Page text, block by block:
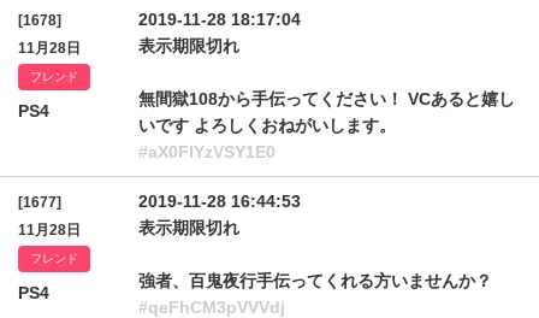
[1678]
11月28日
フレンド
PS4
2019-11-28 18:17:04
表示期限切れ
無間獄108から手伝ってください！ VCあると嬉し
いです よろしくおねがいします。
#aX0FlYzVSY1E0
[1677]
11月28日
フレンド
PS4
2019-11-28 16:44:53
表示期限切れ
強者、百鬼夜行手伝ってくれる方いませんか？
#qeFhCM3pVVVdj